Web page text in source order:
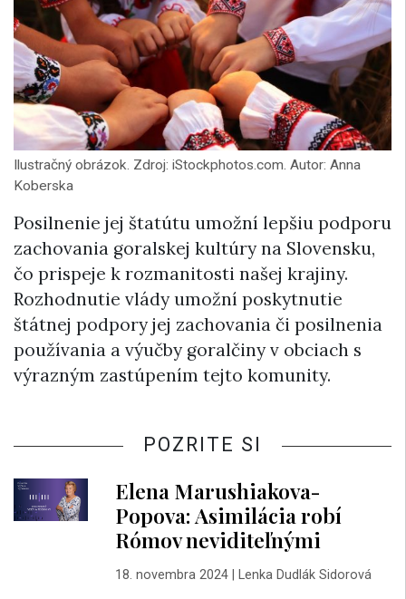
Ilustračný obrázok. Zdroj: iStockphotos.com. Autor: Anna
Koberska
Posilnenie jej štatútu umožní lepšiu podporu
zachovania goralskej kultúry na Slovensku,
čo prispeje k rozmanitosti našej krajiny.
Rozhodnutie vlády umožní poskytnutie
štátnej podpory jej zachovania či posilnenia
používania a výučby goralčiny v obciach s
výrazným zastúpením tejto komunity.
POZRITE SI
Elena Marushiakova-
Popova: Asimilácia robí
Rómov neviditeľnými
18. novembra 2024| Lenka Dudlák Sidorová